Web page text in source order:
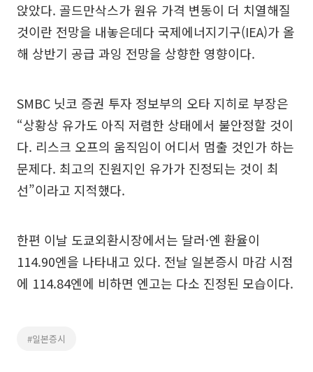
앉았다. 골드만삭스가 원유 가격 변동이 더 치열해질
것이란 전망을 내놓은데다 국제에너지기구(IEA)가 올
해 상반기 공급 과잉 전망을 상향한 영향이다.
SMBC 닛코 증권 투자 정보부의 오타 지히로 부장은
“상황상 유가도 아직 저렴한 상태에서 불안정할 것이
다. 리스크 오프의 움직임이 어디서 멈출 것인가 하는
문제다. 최고의 진원지인 유가가 진정되는 것이 최
선”이라고 지적했다.
한편 이날 도쿄외환시장에서는 달러·엔 환율이
114.90엔을 나타내고 있다. 전날 일본증시 마감 시점
에 114.84엔에 비하면 엔고는 다소 진정된 모습이다.
#일본증시